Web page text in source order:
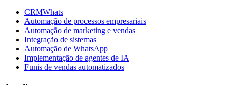
CRMWhats
Automação de processos empresariais
Automação de marketing e vendas
Integração de sistemas
Automação de WhatsApp
Implementação de agentes de IA
Funis de vendas automatizados